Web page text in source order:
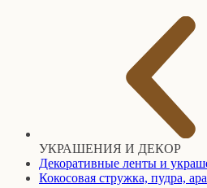
УКРАШЕНИЯ И ДЕКОР
Декоративные ленты и
Кокосовая стружка, пудра,